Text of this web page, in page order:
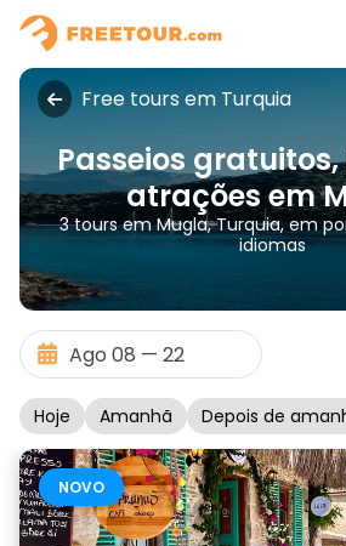
Free tours em Turquia
Passeios
atrações em
3 tours em Mugla, Turquia, em
idiomas
Hoje Amanhã Depois de
NOVO